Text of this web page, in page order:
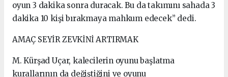
oyun 3 dakika sonra duracak. Bu da takımını sahada 3
dakika 10 kişi bırakmaya mahkum edecek” dedi.
AMAÇ SEYİR ZEVKİNİ ARTIRMAK
M. Kürşad Uçar, kalecilerin oyunu başlatma
kurallarının da değiştiğini ve oyunu